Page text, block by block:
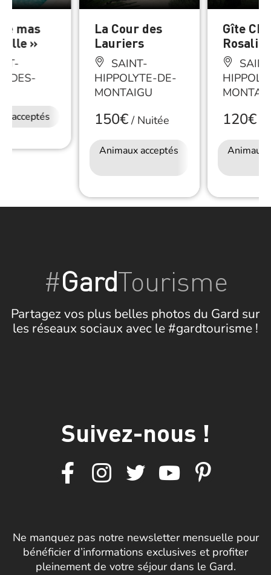
mas
»
DES-
acceptés
La Cour des
Lauriers
SAINT-
HIPPOLYTE-DE-
MONTAIGU
150€/Nuitée
Animaux acceptés
Accès Internet
Gîte
Rosalie
120€/
Animaux
#GardTourisme
Partagez vos plus belles photos du Gard sur
les réseaux sociaux avec le #gardtourisme !
Suivez-nous !
Ne manquez pas notre newsletter mensuelle pour
bénéficier d’informations exclusives et profiter
pleinement de votre séjour dans le Gard.